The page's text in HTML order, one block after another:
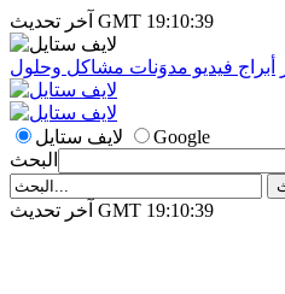
آخر تحديث GMT 19:10:39
أبراج فيديو مدوَنات مشاكل وحلول
لايف ستايل
Google
البحث
آخر تحديث GMT 19:10:39